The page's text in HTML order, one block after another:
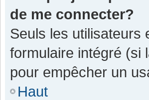
de me connecter?
Seuls les utilisateurs
formulaire intégré (si
pour empêcher un
Haut